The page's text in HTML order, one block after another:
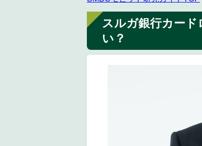
スルガ銀行カード
い？